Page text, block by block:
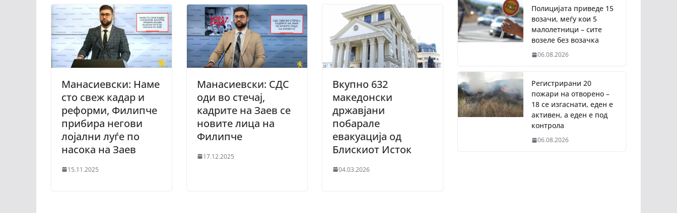
Манасиевски: Наме
сто свеж кадар и
реформи, Филипче
прибира негови
лојални луѓе по
насока на Заев
15.11.2025
Манасиевски: СДС
оди во стечај,
кадрите на Заев се
новите лица на
Филипче
17.12.2025
Вкупно 632
македонски
државјани
побарале
евакуација од
Блискиот Исток
04.03.2026
Полицијата приведе 15
возачи, меѓу кои 5
малолетници – сите
возеле без возачка
06.08.2026
Регистрирани 20
пожари на отворено –
18 се изгаснати, еден е
активен, а еден е под
контрола
06.08.2026